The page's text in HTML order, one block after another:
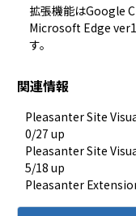
拡張機能はGoogle
Microsoft Edge
す。
関連情報
Pleasanter Site
0/27 up
Pleasanter Site
5/18 up
Pleasanter